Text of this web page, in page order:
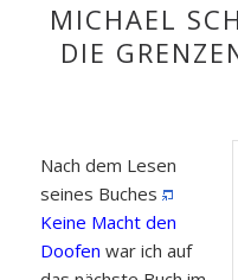
MICHAEL
DIE
Nach dem Lesen
seines Buches
Keine Macht den
Doofen war ich auf